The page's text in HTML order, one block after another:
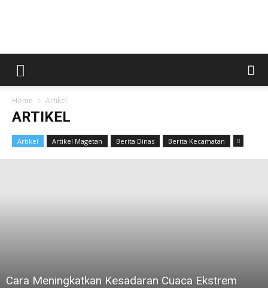
Kabar
Home Artikel
ARTIKEL
Artikel Artikel Magetan Berita Dinas Berita Kecamatan
Cara Meningkatkan Kesadaran Cuaca Ekstrem